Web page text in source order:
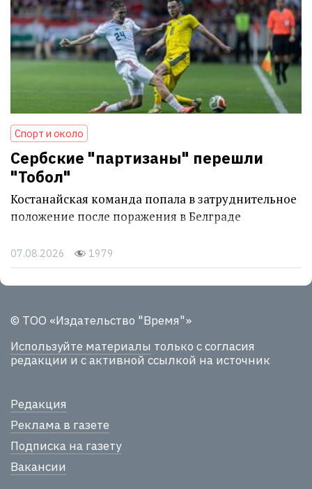
Спорт и около
Сербские "партизаны" перешли
"Тобол"
Костанайская команда попала в затруднительное
положение после поражения в Белграде
07.08.2026 1979
© ТОО «Издательство "Время"»
Используйте материалы только с согласия
редакции и с активной ссылкой на источник
Редакция
Реклама в газете
Подписка на газету
Вакансии